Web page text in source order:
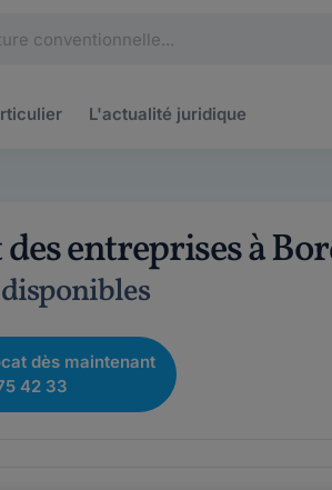
L'actualité juridique
entreprises à
dès maintenant
42 33